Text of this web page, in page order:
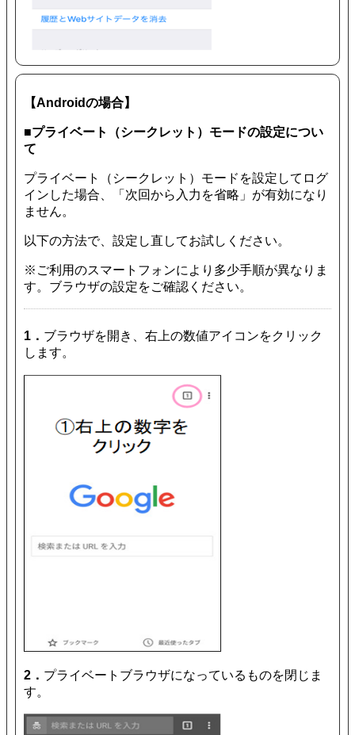
【Androidの場合】
■プライベート（シークレット）モードの設定につい
て
プライベート（シークレット）モードを設定してログ
インした場合、「次回から入力を省略」が有効になり
ません。
以下の方法で、設定し直してお試しください。
※ご利用のスマートフォンにより多少手順が異なりま
す。ブラウザの設定をご確認ください。
1． ブラウザを開き、右上の数値アイコンをクリック
します。
2． プライベートブラウザになっているものを閉じま
す。